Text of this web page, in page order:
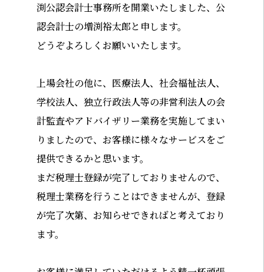
渕公認会計士事務所を開業いたしました、公
認会計士の増渕裕太郎と申します。
どうぞよろしくお願いいたします。
上場会社の他に、医療法人、社会福祉法人、
学校法人、独立行政法人等の非営利法人の会
計監査やアドバイザリー業務を実施してまい
りましたので、お客様に様々なサービスをご
提供できるかと思います。
まだ税理士登録が完了しておりませんので、
税理士業務を行うことはできませんが、登録
が完了次第、お知らせできればと考えており
ます。